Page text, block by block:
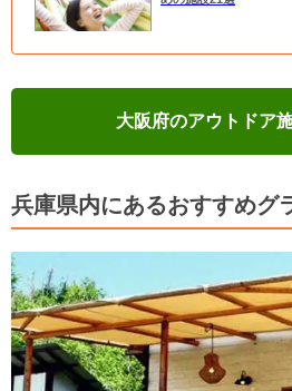
大阪府のアウトドア
兵庫県内にあるおすすめグ